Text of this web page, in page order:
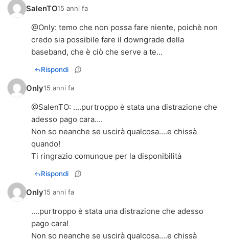
SalenTO15 anni fa
@Only: temo che non possa fare niente, poichè non
credo sia possibile fare il downgrade della
baseband, che è ciò che serve a te...
Rispondi
Only15 anni fa
@SalenTO: ....purtroppo è stata una distrazione che
adesso pago cara....
Non so neanche se uscirà qualcosa....e chissà
quando!
Ti ringrazio comunque per la disponibilità
Rispondi
Only15 anni fa
....purtroppo è stata una distrazione che adesso
pago cara!
Non so neanche se uscirà qualcosa....e chissà